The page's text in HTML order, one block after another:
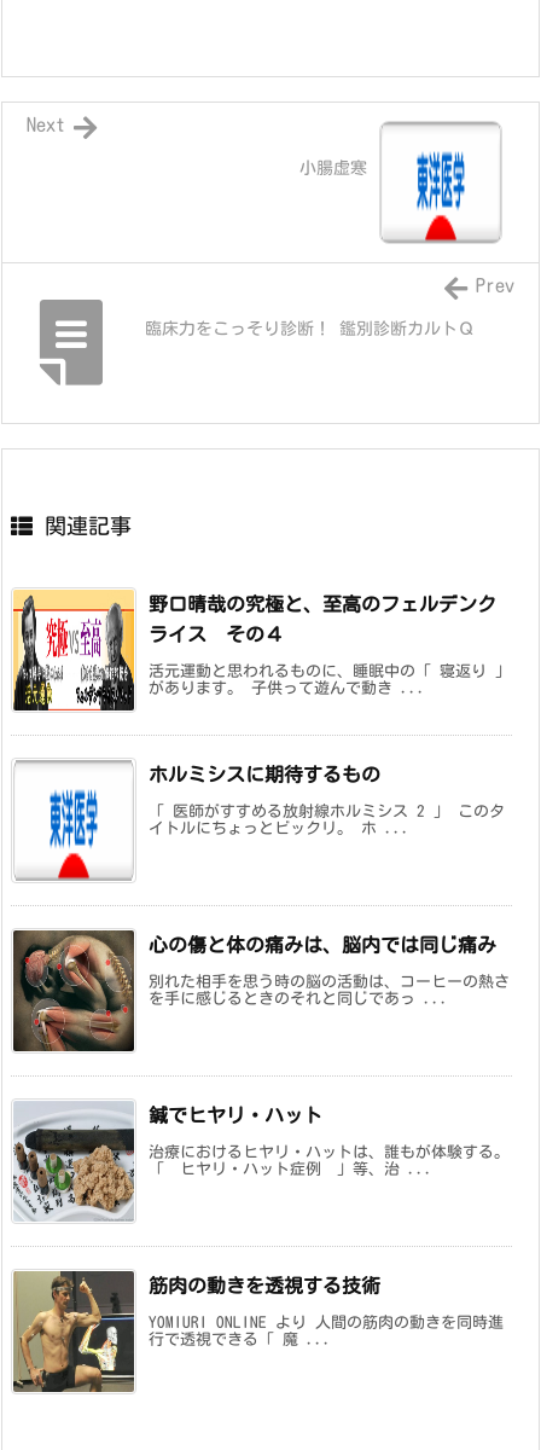
小腸虚寒
Next
臨床力をこっそり診断！ 鑑別診断カルトＱ
Prev
関連記事
野口晴哉の究極と、至高のフェルデンク
ライス その４
活元運動と思われるものに、睡眠中の「 寝返り 」
があります。 子供って遊んで動き ...
ホルミシスに期待するもの
「 医師がすすめる放射線ホルミシス 2 」 このタ
イトルにちょっとビックリ。 ホ ...
心の傷と体の痛みは、脳内では同じ痛み
別れた相手を思う時の脳の活動は、コーヒーの熱さ
を手に感じるときのそれと同じであっ ...
鍼でヒヤリ・ハット
治療におけるヒヤリ・ハットは、誰もが体験する。
「 ヒヤリ・ハット症例 」等、治 ...
筋肉の動きを透視する技術
YOMIURI ONLINE より 人間の筋肉の動きを同時進
行で透視できる「 魔 ...